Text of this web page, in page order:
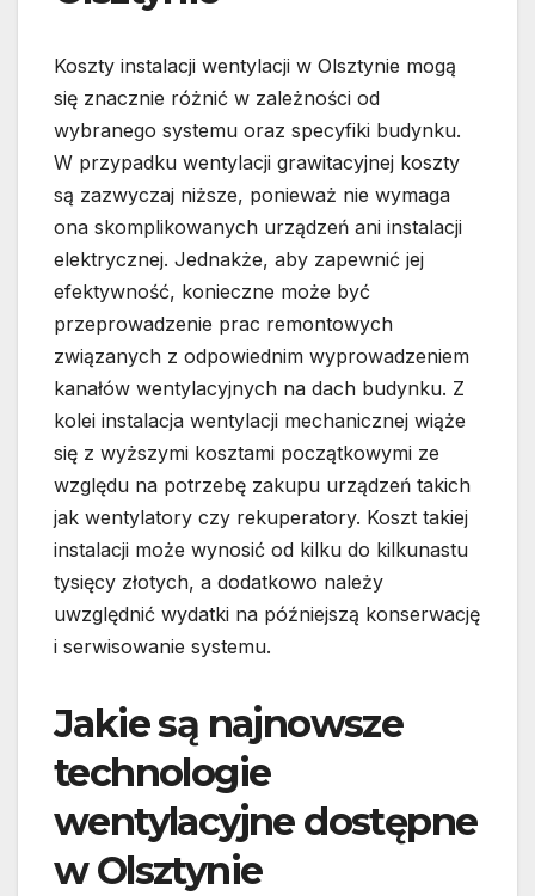
Koszty instalacji wentylacji w Olsztynie mogą
się znacznie różnić w zależności od
wybranego systemu oraz specyfiki budynku.
W przypadku wentylacji grawitacyjnej koszty
są zazwyczaj niższe, ponieważ nie wymaga
ona skomplikowanych urządzeń ani instalacji
elektrycznej. Jednakże, aby zapewnić jej
efektywność, konieczne może być
przeprowadzenie prac remontowych
związanych z odpowiednim wyprowadzeniem
kanałów wentylacyjnych na dach budynku. Z
kolei instalacja wentylacji mechanicznej wiąże
się z wyższymi kosztami początkowymi ze
względu na potrzebę zakupu urządzeń takich
jak wentylatory czy rekuperatory. Koszt takiej
instalacji może wynosić od kilku do kilkunastu
tysięcy złotych, a dodatkowo należy
uwzględnić wydatki na późniejszą konserwację
i serwisowanie systemu.
Jakie są najnowsze
technologie
wentylacyjne dostępne
w Olsztynie